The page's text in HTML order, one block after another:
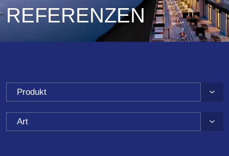
REFERENZEN
Produkt
Art